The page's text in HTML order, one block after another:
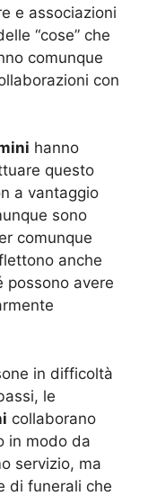
e associazioni
“cose” che
comunque
con
hanno
questo
a vantaggio
sono
comunque
anche
possono avere
in difficoltà
le
collaborano
in modo da
servizio, ma
di funerali che